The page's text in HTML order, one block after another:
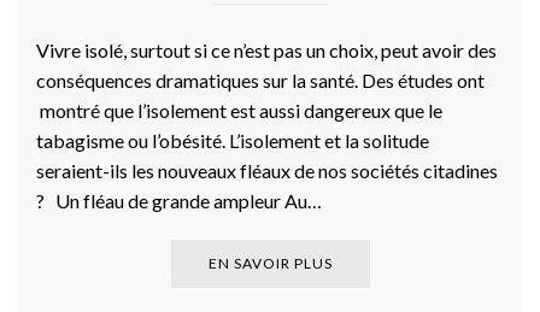
Vivre isolé, surtout si ce n’est pas un choix, peut avoir des
conséquences dramatiques sur la santé. Des études ont
montré que l’isolement est aussi dangereux que le
tabagisme ou l’obésité. L’isolement et la solitude
seraient-ils les nouveaux fléaux de nos sociétés citadines
? Un fléau de grande ampleur Au…
EN SAVOIR PLUS